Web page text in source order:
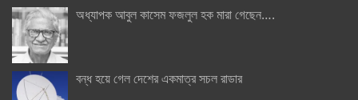
অধ্যাপক আবুল কাসেম ফজলুল হক মারা গেছেন….
বন্ধ হয়ে গেল দেশের একমাত্র সচল রাডার